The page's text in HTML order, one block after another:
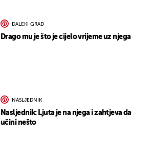
DALEKI GRAD
Drago mu je što je cijelo vrijeme uz njega
NASLJEDNIK
Nasljednik: Ljuta je na njega i zahtjeva da
učini nešto